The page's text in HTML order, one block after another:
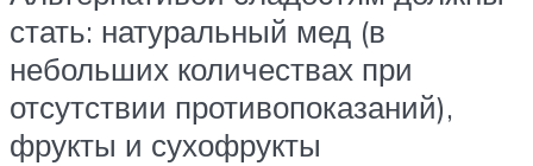
стать: натуральный мед (в
небольших количествах при
отсутствии противопоказаний),
фрукты и сухофрукты